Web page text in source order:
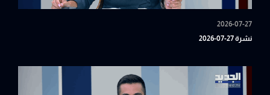
2026-07-27
نشرة 27-07-2026